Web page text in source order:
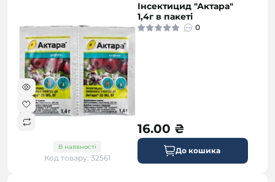
В наявності
Код товару: 32561
Інсектицид "Актара"
1,4г в пакеті
0
16.00 ₴
До кошика